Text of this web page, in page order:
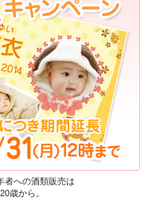
者への酒類販売は
歳から。